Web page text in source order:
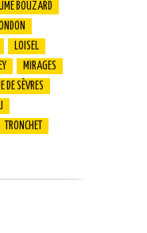
BOUZARD
LOISEL
MIRAGES
DE SÈVRES
TRONCHET